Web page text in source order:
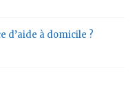
d’aide à domicile ?